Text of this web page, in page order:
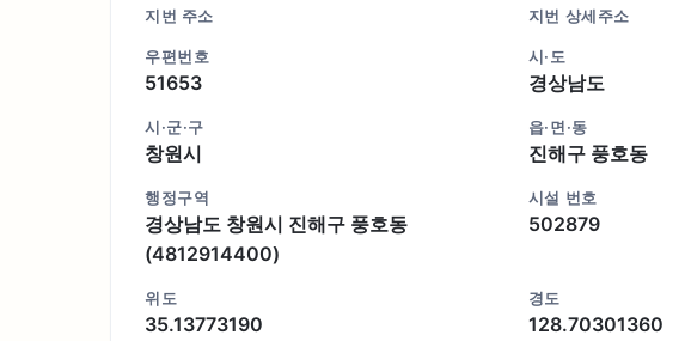
지번 주소 지번 상세주소
우편번호
51653
시·도
경상남도
시·군·구
창원시
읍·면·동
진해구 풍호동
행정구역
경상남도 창원시 진해구 풍호동
(4812914400)
시설 번호
502879
위도
35.13773190
경도
128.70301360